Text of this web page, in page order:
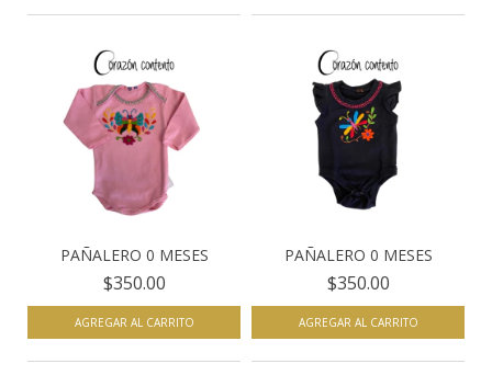
PAÑALERO 0 MESES
$350.00
AGREGAR AL CARRITO
PAÑALERO 0 MESES
$350.00
AGREGAR AL CARRITO